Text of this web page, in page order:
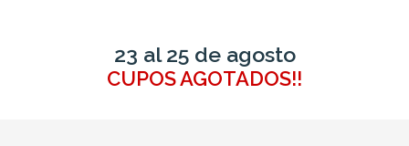
23 al 25 de agosto
CUPOS AGOTADOS!!